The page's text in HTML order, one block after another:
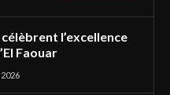
l’excellence
Faouar